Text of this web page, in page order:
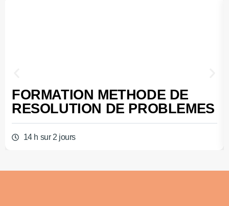
FORMATION METHODE DE
RESOLUTION DE PROBLEMES
14 h sur 2 jours